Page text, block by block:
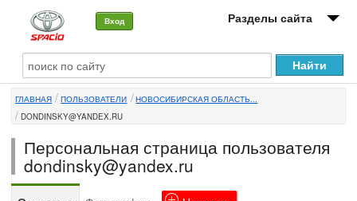
Вход Разделы сайта
О машине
Автоклуб
Сервисы и услуги
ГЛАВНАЯ ПОЛЬЗОВАТЕЛИ
НОВОСИБИРСКАЯ ОБЛАСТЬ...
DONDINSKY@YANDEX.RU
Персональная страница пользователя
dondinsky@yandex.ru